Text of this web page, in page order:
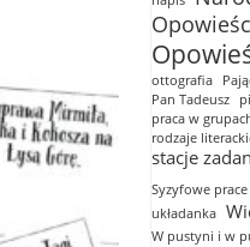
ottografia
Pan Tadeusz
praca w
rodzaje
stacje
Syzyfowe prace
układanka
W pustyni i w